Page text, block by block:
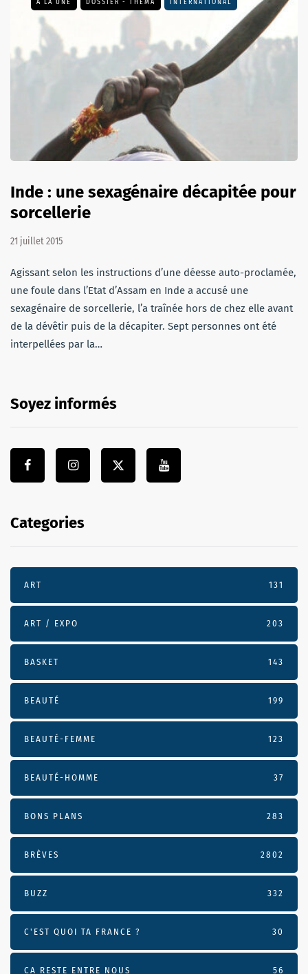
A LA UNE DOSSIER - THEMA INTERNATIONAL
Inde : une sexagénaire décapitée pour
sorcellerie
21 juillet 2015
Agissant selon les instructions d’une déesse auto-proclamée,
une foule dans l’Etat d’Assam en Inde a accusé une
sexagénaire de sorcellerie, l’a traînée hors de chez elle avant
de la dévêtir puis de la décapiter. Sept personnes ont été
interpellées par la…
Soyez informés
Categories
ART 131
ART / EXPO 203
BASKET 143
BEAUTÉ 199
BEAUTÉ-FEMME 123
BEAUTÉ-HOMME 37
BONS PLANS 283
BRÈVES 2802
BUZZ 332
C'EST QUOI TA FRANCE ? 30
CA RESTE ENTRE NOUS 56